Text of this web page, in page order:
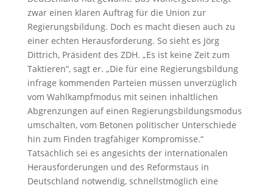
zwar einen klaren Auftrag für die Union zur
Regierungsbildung. Doch es macht diesen auch zu
einer echten Herausforderung. So sieht es Jörg
Dittrich, Präsident des ZDH. „Es ist keine Zeit zum
Taktieren“, sagt er. „Die für eine Regierungsbildung
infrage kommenden Parteien müssen unverzüglich
vom Wahlkampfmodus mit seinen inhaltlichen
Abgrenzungen auf einen Regierungsbildungsmodus
umschalten, vom Betonen politischer Unterschiede
hin zum Finden tragfähiger Kompromisse.“
Tatsächlich sei es angesichts der internationalen
Herausforderungen und des Reformstaus in
Deutschland notwendig, schnellstmöglich eine